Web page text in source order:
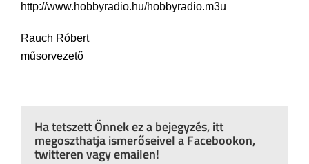
http://www.hobbyradio.hu/hobbyradio.m3u
Rauch Róbert
műsorvezető
Ha tetszett Önnek ez a bejegyzés, itt
megoszthatja ismerőseivel a Facebookon,
twitteren vagy emailen!